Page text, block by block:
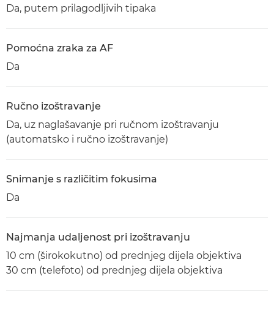
Da, putem prilagodljivih tipaka
Pomoćna zraka za AF
Da
Ručno izoštravanje
Da, uz naglašavanje pri ručnom izoštravanju
(automatsko i ručno izoštravanje)
Snimanje s različitim fokusima
Da
Najmanja udaljenost pri izoštravanju
10 cm (širokokutno) od prednjeg dijela objektiva
30 cm (telefoto) od prednjeg dijela objektiva